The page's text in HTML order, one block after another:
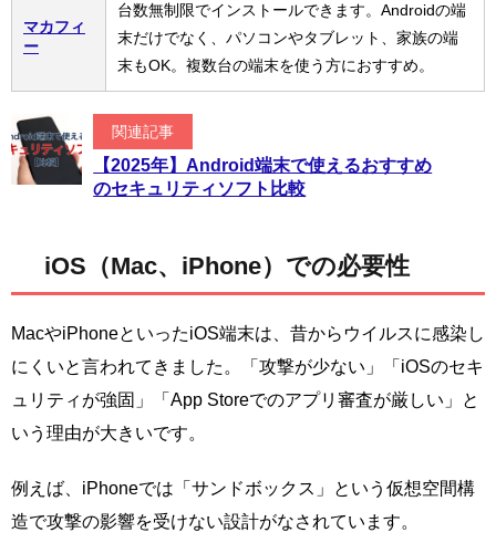
マカフィ
ー
台数無制限でインストールできます。Androidの端
末だけでなく、パソコンやタブレット、家族の端
末もOK。複数台の端末を使う方におすすめ。
関連記事
【2025年】Android端末で使えるおすすめ
のセキュリティソフト比較
iOS（Mac、iPhone）での必要性
MacやiPhoneといったiOS端末は、昔からウイルスに感染し
にくいと言われてきました。「攻撃が少ない」「iOSのセキ
ュリティが強固」「App Storeでのアプリ審査が厳しい」と
いう理由が大きいです。
例えば、iPhoneでは「サンドボックス」という仮想空間構
造で攻撃の影響を受けない設計がなされています。